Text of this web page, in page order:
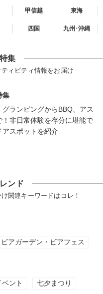
甲信越 東海
四国 九州･沖縄
集
ィビティ情報をお届け
集
グランピングからBBQ、アス
！非日常体験を存分に堪能で
アスポットを紹介
ンド
関連キーワードはコレ！
ビアガーデン・ビアフェス
ント 七夕まつり